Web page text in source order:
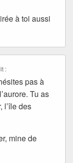
à toi aussi
:
pas à
Tu as
l’île des
mine de